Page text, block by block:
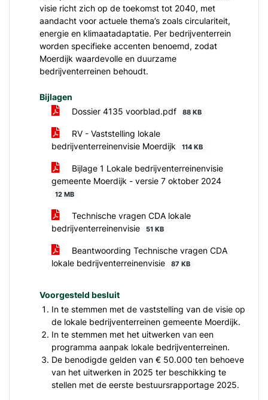
visie richt zich op de toekomst tot 2040, met
aandacht voor actuele thema’s zoals circulariteit,
energie en klimaatadaptatie. Per bedrijventerrein
worden specifieke accenten benoemd, zodat
Moerdijk waardevolle en duurzame
bedrijventerreinen behoudt.
Bijlagen
Dossier 4135 voorblad.pdf
88 KB
RV - Vaststelling lokale
bedrijventerreinenvisie Moerdijk
114 KB
Bijlage 1 Lokale bedrijventerreinenvisie
gemeente Moerdijk - versie 7 oktober 2024
12 MB
Technische vragen CDA lokale
bedrijventerreinenvisie
51 KB
Beantwoording Technische vragen CDA
lokale bedrijventerreinenvisie
87 KB
Voorgesteld besluit
In te stemmen met de vaststelling van de visie op
de lokale bedrijventerreinen gemeente Moerdijk.
In te stemmen met het uitwerken van een
programma aanpak lokale bedrijventerreinen.
De benodigde gelden van € 50.000 ten behoeve
van het uitwerken in 2025 ter beschikking te
stellen met de eerste bestuursrapportage 2025.